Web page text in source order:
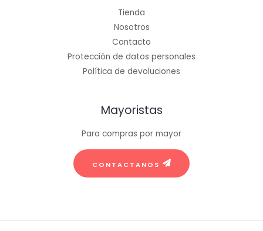
Tienda
Nosotros
Contacto
Protección de datos personales
Política de devoluciones
Mayoristas
Para compras por mayor
CONTACTANOS